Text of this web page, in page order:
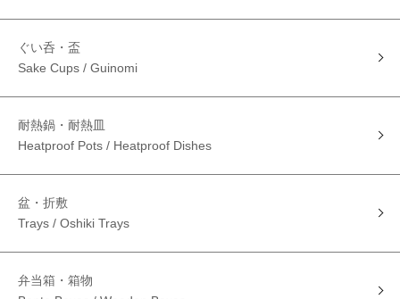
ぐい呑・盃
Sake Cups / Guinomi
耐熱鍋・耐熱皿
Heatproof Pots / Heatproof Dishes
盆・折敷
Trays / Oshiki Trays
弁当箱・箱物